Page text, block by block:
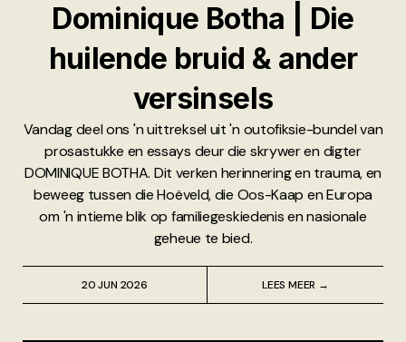
Dominique Botha | Die
huilende bruid & ander
versinsels
Vandag deel ons 'n uittreksel uit 'n outofiksie-bundel van
prosastukke en essays deur die skrywer en digter
DOMINIQUE BOTHA. Dit verken herinnering en trauma, en
beweeg tussen die Hoëveld, die Oos-Kaap en Europa
om 'n intieme blik op familiegeskiedenis en nasionale
geheue te bied.
20 JUN 2026 LEES MEER →